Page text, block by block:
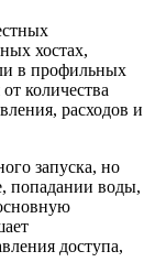
хостах,
в профильных
количества
расходов и
запуска, но
попадании воды,
доступа,